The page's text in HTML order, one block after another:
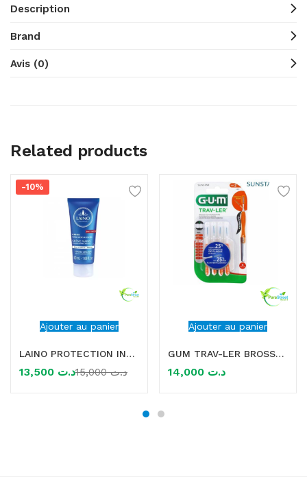
Description
Brand
Avis (0)
Related products
Ajouter au panier
-10%
LAINO PROTECTION INTENSE CREME MAINS KARITE 50ML
د.ت د.ت15,000
Ajouter au panier
GUM TRAV-LER BROSSETTES X4 0.9 MM
د.ت